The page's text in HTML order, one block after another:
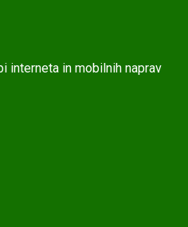
interneta in mobilnih naprav